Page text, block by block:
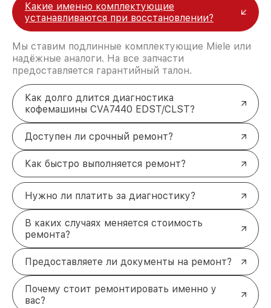
Какие именно комплектующие
устанавливаются при восстановлении?
Мы ставим подлинные комплектующие Miele или
надёжные аналоги. На все запчасти
предоставляется гарантийный талон.
Как долго длится диагностика
кофемашины CVA7440 EDST/CLST?
Доступен ли срочный ремонт?
Как быстро выполняется ремонт?
Нужно ли платить за диагностику?
В каких случаях меняется стоимость
ремонта?
Предоставляете ли документы на ремонт?
Почему стоит ремонтировать именно у
вас?